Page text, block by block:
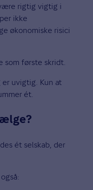
rigtig vigtig i
ikke
økonomiske risici
som første skridt.
uvigtig. Kun at
ét.
ét selskab, der